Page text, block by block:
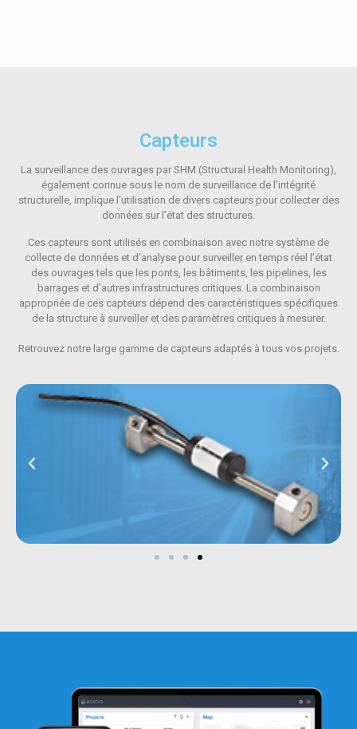
Capteurs
La surveillance des ouvrages par SHM (Structural Health Monitoring),
également connue sous le nom de surveillance de l’intégrité
structurelle, implique l’utilisation de divers capteurs pour collecter des
données sur l’état des structures.
Ces capteurs sont utilisés en combinaison avec notre système de
collecte de données et d’analyse pour surveiller en temps réel l’état
des ouvrages tels que les ponts, les bâtiments, les pipelines, les
barrages et d’autres infrastructures critiques. La combinaison
appropriée de ces capteurs dépend des caractéristiques spécifiques
de la structure à surveiller et des paramètres critiques à mesurer.
Retrouvez notre large gamme de capteurs adaptés à tous vos projets.